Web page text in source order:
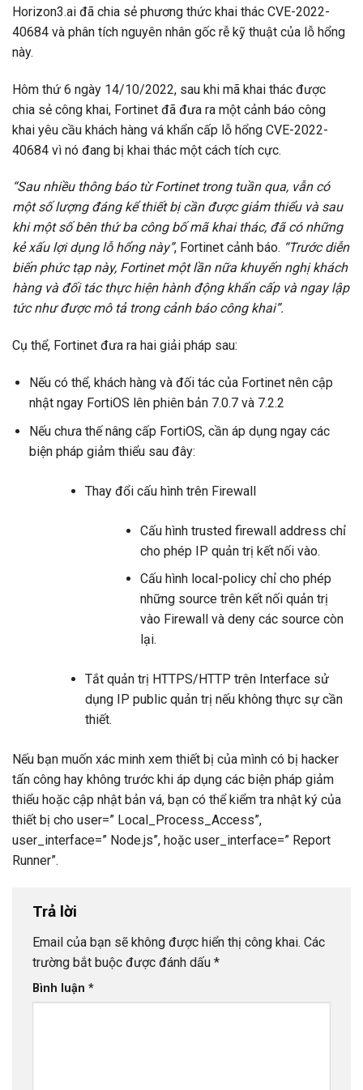
Horizon3.ai đã chia sẻ phương thức khai thác CVE-2022-
40684 và phân tích nguyên nhân gốc rễ kỹ thuật của lỗ hổng
này.
Hôm thứ 6 ngày 14/10/2022, sau khi mã khai thác được
chia sẻ công khai, Fortinet đã đưa ra một cảnh báo công
khai yêu cầu khách hàng vá khẩn cấp lỗ hổng CVE-2022-
40684 vì nó đang bị khai thác một cách tích cực.
“Sau nhiều thông báo từ Fortinet trong tuần qua, vẫn có
một số lượng đáng kể thiết bị cần được giảm thiểu và sau
khi một số bên thứ ba công bố mã khai thác, đã có những
kẻ xấu lợi dụng lỗ hổng này”, Fortinet cảnh báo. “Trước diễn
biến phức tạp này, Fortinet một lần nữa khuyến nghị khách
hàng và đối tác thực hiện hành động khẩn cấp và ngay lập
tức như được mô tả trong cảnh báo công khai”.
Cụ thể, Fortinet đưa ra hai giải pháp sau:
Nếu có thể, khách hàng và đối tác của Fortinet nên cập
nhật ngay FortiOS lên phiên bản 7.0.7 và 7.2.2
Nếu chưa thế nâng cấp FortiOS, cần áp dụng ngay các
biện pháp giảm thiểu sau đây:
Thay đổi cấu hình trên Firewall
Cấu hình trusted firewall address chỉ
cho phép IP quản trị kết nối vào.
Cấu hình local-policy chỉ cho phép
những source trên kết nối quản trị
vào Firewall và deny các source còn
lại.
Tắt quản trị HTTPS/HTTP trên Interface sử
dụng IP public quản trị nếu không thực sự cần
thiết.
Nếu bạn muốn xác minh xem thiết bị của mình có bị hacker
tấn công hay không trước khi áp dụng các biện pháp giảm
thiểu hoặc cập nhật bản vá, bạn có thể kiểm tra nhật ký của
thiết bị cho user=” Local_Process_Access”,
user_interface=” Node.js”, hoặc user_interface=” Report
Runner”.
Trả lời
Email của bạn sẽ không được hiển thị công khai. Các
trường bắt buộc được đánh dấu *
Bình luận *